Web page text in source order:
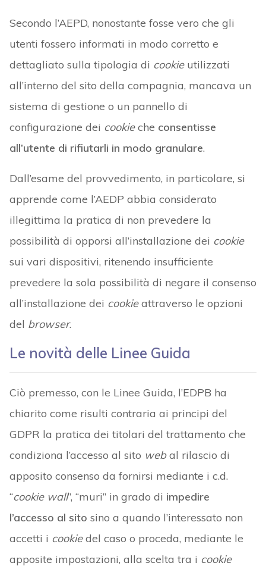
Secondo l’AEPD, nonostante fosse vero che gli
utenti fossero informati in modo corretto e
dettagliato sulla tipologia di cookieutilizzati
all’interno del sito della compagnia, mancava un
sistema di gestione o un pannello di
configurazione dei cookieche consentisse
all’utente di rifiutarli in modo granulare.
Dall’esame del provvedimento, in particolare, si
apprende come l’AEDP abbia considerato
illegittima la pratica di non prevedere la
possibilità di opporsi all’installazione dei cookie
sui vari dispositivi, ritenendo insufficiente
prevedere la sola possibilità di negare il consenso
all’installazione dei cookieattraverso le opzioni
del browser.
Le novità delle Linee Guida
Ciò premesso, con le Linee Guida, l’EDPB ha
chiarito come risulti contraria ai principi del
GDPR la pratica dei titolari del trattamento che
condiziona l’accesso al sito webal rilascio di
apposito consenso da fornirsi mediante i c.d.
“cookie wall”, “muri” in grado di impedire
l’accesso al sito sino a quando l’interessato non
accetti i cookiedel caso o proceda, mediante le
apposite impostazioni, alla scelta tra i cookie